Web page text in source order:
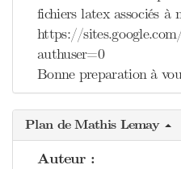
fichiers latex associés à
https://
authuser=0
Bonne preparation à
Plan de Mathis Lemay
Auteur :